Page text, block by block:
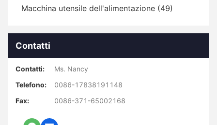
Macchina utensile dell'alimentazione (49)
Contatti
Contatti:
Ms. Nancy
Telefono:
0086-17838191148
Fax:
0086-371-65002168